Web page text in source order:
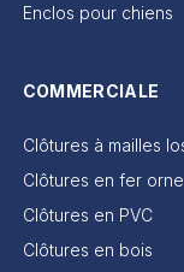
Enclos pour chiens
COMMERCIALE
Clôtures à mailles
Clôtures en fer
Clôtures en PVC
Clôtures en bois